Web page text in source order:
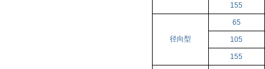
155
径向型
65
105
155